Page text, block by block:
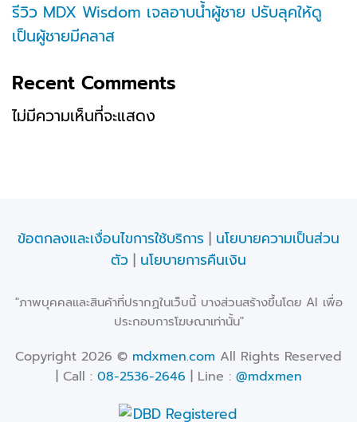
รีวิว MDX Wisdom เจลอาบน้ำผู้ชาย ปรับลุคให้ดู
เป็นผู้ชายมีคลาส
Recent Comments
ไม่มีความเห็นที่จะแสดง
ข้อตกลงและเงื่อนไขการใช้บริการ | นโยบายความเป็นส่วน
ตัว | นโยบายการคืนเงิน
"ภาพบุคคลและสินค้าที่ปรากฏในเว็บนี้ บางส่วนสร้างขึ้นโดย AI เพื่อ
ประกอบการโฆษณาเท่านั้น"
Copyright 2026 © mdxmen.com All Rights Reserved
| Call : 08-2536-2646 | Line : @mdxmen